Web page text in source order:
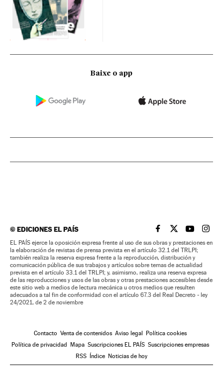
Baixe o app
©EDICIONES EL PAÍS EL PAÍS BRASIL EN
EL PAÍSEL PAÍS
EL
EL PAÍS ejerce la oposición expresa frente al uso de sus obras y prestaciones en
la elaboración de revistas de prensa prevista en el artículo 32.1 del TRLPI;
también realiza la reserva expresa frente a la reproducción, distribución y
comunicación pública de sus trabajos y artículos sobre temas de actualidad
prevista en el artículo 33.1 del TRLPI; y, asimismo, realiza una reserva expresa
de las reproducciones y usos de las obras y otras prestaciones accesibles desde
este sitio web a medios de lectura mecánica u otros medios que resulten
adecuados a tal fin de conformidad con el artículo 67.3 del Real Decreto - ley
24/2021, de 2 de noviembre
Contacto Venta de contenidos Aviso legal
Política cookies
Política de privacidad
Mapa Suscripciones EL PAÍS Suscripciones empresas
RSS
Índice Noticias de hoy